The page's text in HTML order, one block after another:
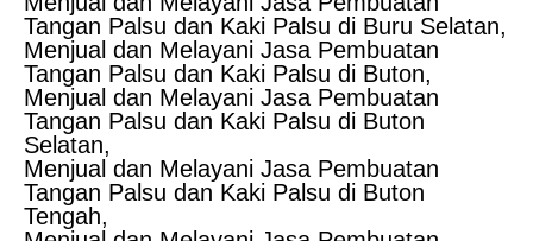
Tangan Palsu dan Kaki Palsu di Buru Selatan,
Menjual dan Melayani Jasa Pembuatan
Tangan Palsu dan Kaki Palsu di Buton,
Menjual dan Melayani Jasa Pembuatan
Tangan Palsu dan Kaki Palsu di Buton
Selatan,
Menjual dan Melayani Jasa Pembuatan
Tangan Palsu dan Kaki Palsu di Buton
Tengah,